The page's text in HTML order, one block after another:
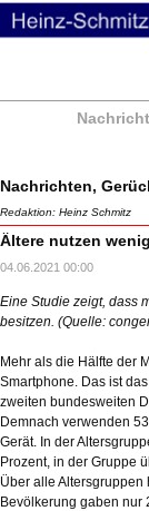
Nachrichten,
Redaktion: Heinz Schmitz
Ältere nutzen
04.06.2021 00:00
Eine Studie zeigt, dass
besitzen. (Quelle:
Mehr als die Hälfte der
Smartphone. Das ist
zweiten bundesweiten
Demnach verwenden
Gerät. In der
Prozent, in der Gruppe
Über alle Altersgruppen
Bevölkerung gaben nur